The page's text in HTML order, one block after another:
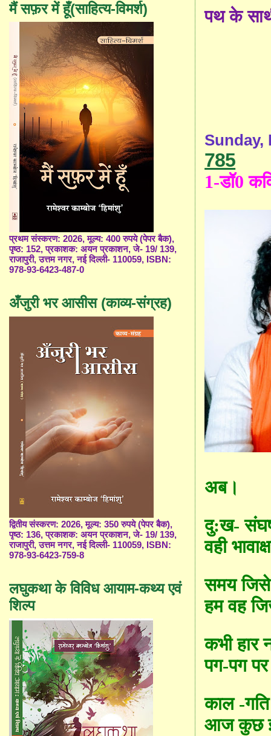
पथ के
Sunday,
785
1-डॉ0
अब।
दु:ख-
वही
समय
हम वह
कभी हार
पग-पग
काल -
आज कुछ
मैं सफ़र में हूँ(साहित्य-विमर्श)
प्रथम संस्करण: 2026, मूल्य: 400 रुपये (पेपर बैक),
पृष्ठ: 152, प्रकाशक: अयन प्रकाशन, जे- 19/ 139,
राजापुरी, उत्तम नगर, नई दिल्ली- 110059, ISBN:
978-93-6423-487-0
अँजुरी भर आसीस (काव्य-संग्रह)
द्वितीय संस्करण: 2026, मूल्य: 350 रुपये (पेपर बैक),
पृष्ठ: 136, प्रकाशक: अयन प्रकाशन, जे- 19/ 139,
राजापुरी, उत्तम नगर, नई दिल्ली- 110059, ISBN:
978-93-6423-759-8
लघुकथा के विविध आयाम-कथ्य एवं
शिल्प